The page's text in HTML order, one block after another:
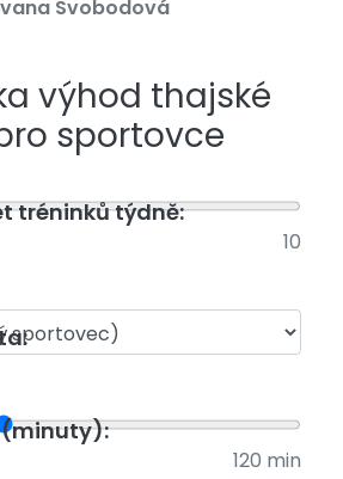
Svobodová
výhod thajské
sportovce
tréninků týdně:
10
(minuty):
120 min